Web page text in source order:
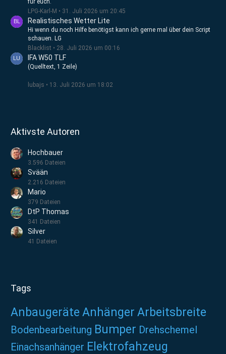
für euch.
LPG-Karl-M
31. Juli 2026 um 20:45
Realistisches Wetter Lite
Hi wenn du noch Hilfe benötigst kann ich gerne mal über dein Script
schauen. LG
Blacklist
28. Juli 2026 um 00:16
IFA W50 TLF
(Quelltext, 1 Zeile)
lubajs 13. Juli 2026 um 18:02
Aktivste Autoren
Hochbauer
3.596 Dateien
Svään
2.216 Dateien
Mario
379 Dateien
DtP Thomas
341 Dateien
Silver
41 Dateien
Tags
Anbaugeräte Anhänger Arbeitsbreite
Bodenbearbeitung Bumper Drehschemel
Einachsanhänger Elektrofahzeug